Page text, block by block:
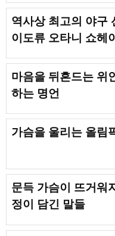
역사상 최고의 야구
이도류 오타니 쇼헤
마음을 뒤흔드는 위
하는 명언
가슴을 울리는 올림
문득 가슴이 뜨거워
정이 담긴 말들